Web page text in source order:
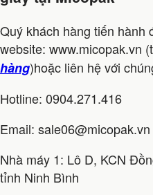
Quý khách hàng tiến hành
website: www.micopak.vn
hàng)hoặc liên hệ với
Hotline: 0904.271.416
Email: sale06@micopak.vn
Nhà máy 1: Lô D, KCN
tỉnh Ninh Bình